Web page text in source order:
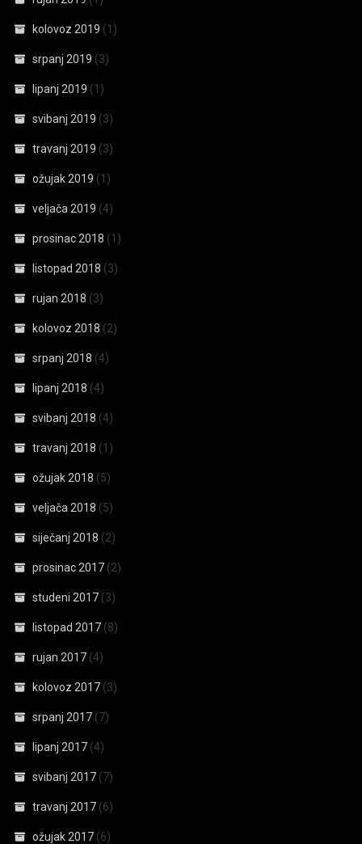
kolovoz 2019 (1)
srpanj 2019 (3)
lipanj 2019 (1)
svibanj 2019 (3)
travanj 2019 (3)
ožujak 2019 (1)
veljača 2019 (4)
prosinac 2018 (1)
listopad 2018 (3)
rujan 2018 (3)
kolovoz 2018 (2)
srpanj 2018 (4)
lipanj 2018 (4)
svibanj 2018 (4)
travanj 2018 (1)
ožujak 2018 (5)
veljača 2018 (5)
siječanj 2018 (2)
prosinac 2017 (2)
studeni 2017 (3)
listopad 2017 (8)
rujan 2017 (4)
kolovoz 2017 (3)
srpanj 2017 (7)
lipanj 2017 (4)
svibanj 2017 (7)
travanj 2017 (6)
ožujak 2017 (6)